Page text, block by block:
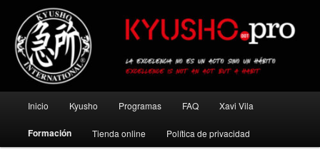
contenido
principalKyusho Pro
principal
Inicio Kyusho Programas FAQ Xavi Vila
Formación Tienda online Política de privacidad